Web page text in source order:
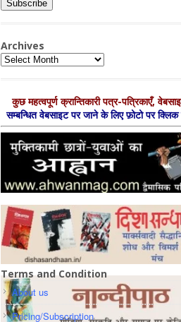
Archives
Archives
कुछ महत्‍वपूर्ण क्रान्तिकारी पत्र-पत्रिकाएँ,
सम्‍बन्धित वेबसाइट पर जाने के लिए फ़ोटो पर
Terms and Condition
About us
Pricing/Subscription